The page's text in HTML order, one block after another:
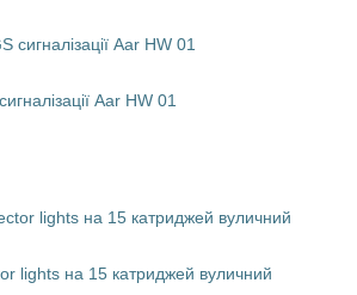
Aar HW 01
lights на 15 катриджей вуличний